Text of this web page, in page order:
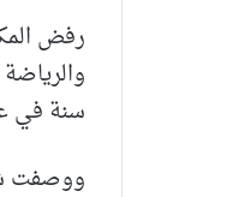
رفض
سنة في
ووصفت